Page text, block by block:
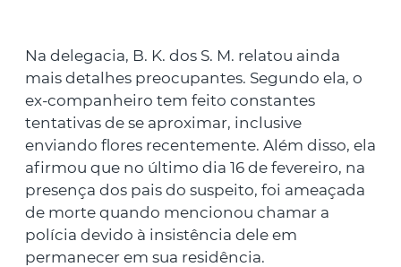
Na delegacia, B. K. dos S. M. relatou ainda
mais detalhes preocupantes. Segundo ela, o
ex-companheiro tem feito constantes
tentativas de se aproximar, inclusive
enviando flores recentemente. Além disso, ela
afirmou que no último dia 16 de fevereiro, na
presença dos pais do suspeito, foi ameaçada
de morte quando mencionou chamar a
polícia devido à insistência dele em
permanecer em sua residência.